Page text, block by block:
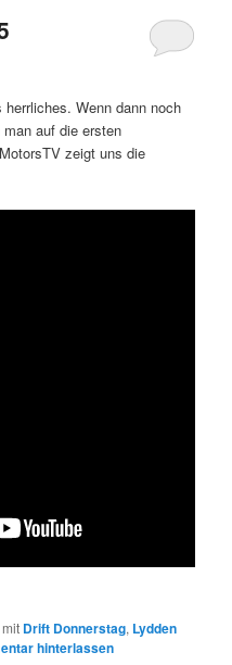
Wenn dann noch
auf die ersten
zeigt uns die
Drift Donnerstag, Lydden
hinterlassen